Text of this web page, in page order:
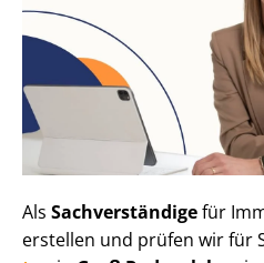
Als Sachverständigefür
erstellen und prüfen wir für